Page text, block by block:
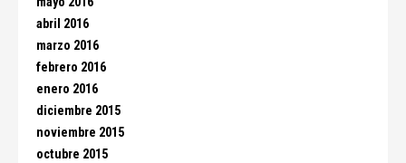
abril 2016
marzo 2016
febrero 2016
enero 2016
diciembre 2015
noviembre 2015
octubre 2015